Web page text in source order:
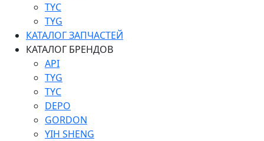
TYC
TYG
КАТАЛОГ ЗАПЧАСТЕЙ
КАТАЛОГ БРЕНДОВ
API
TYG
TYC
DEPO
GORDON
YIH SHENG